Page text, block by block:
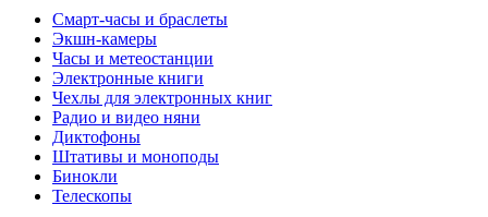
Смарт-часы и браслеты
Экшн-камеры
Часы и метеостанции
Электронные книги
Чехлы для электронных книг
Радио и видео няни
Диктофоны
Штативы и моноподы
Бинокли
Телескопы